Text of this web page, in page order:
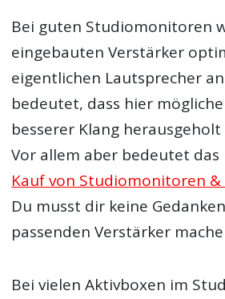
Bei guten Studiomonitoren
eingebauten Verstärker
eigentlichen Lautsprecher
bedeutet, dass hier
besserer Klang
Vor allem aber bedeutet
Kauf von Studiomonitoren
Du musst dir keine
passenden Verstärker
Bei vielen Aktivboxen im